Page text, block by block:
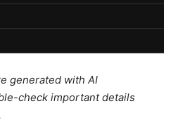
generated with AI
check important details